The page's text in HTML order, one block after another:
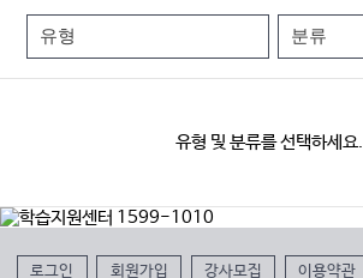
유형 및 분류를 선택하세요.
로그인 회원가입 강사모집 이용약관